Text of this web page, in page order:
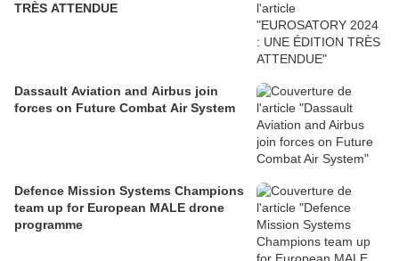
TRÈS ATTENDUE
Dassault Aviation and Airbus join
forces on Future Combat Air System
Defence Mission Systems Champions
team up for European MALE drone
programme